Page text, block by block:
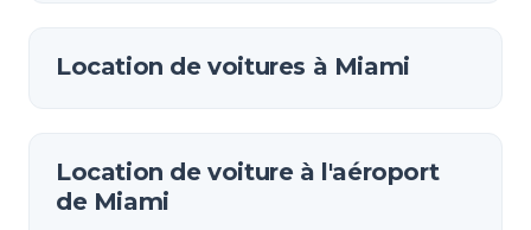
Location de voitures à Miami
Location de voiture à l'aéroport
de Miami